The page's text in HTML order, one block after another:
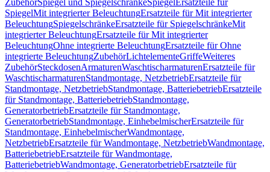
ZubehörSpiegel und SpiegelschränkeSpiegel Ersatzteile für
SpiegelMit integrierter BeleuchtungErsatzteile für Mit integrierter
BeleuchtungSpiegelschränkeErsatzteile für SpiegelschränkeMit
integrierter BeleuchtungErsatzteile für Mit integrierter
BeleuchtungOhne integrierte BeleuchtungErsatzteile für Ohne
integrierte BeleuchtungZubehörLichtelementeGriffeWeiteres
ZubehörSteckdosenArmaturenWaschtischarmaturenErsatzteile für
WaschtischarmaturenStandmontage, NetzbetriebErsatzteile für
Standmontage, NetzbetriebStandmontage, BatteriebetriebErsatzteile
für Standmontage, BatteriebetriebStandmontage,
GeneratorbetriebErsatzteile für Standmontage,
GeneratorbetriebStandmontage, EinhebelmischerErsatzteile für
Standmontage, EinhebelmischerWandmontage,
NetzbetriebErsatzteile für Wandmontage, NetzbetriebWandmontage,
BatteriebetriebErsatzteile für Wandmontage,
BatteriebetriebWandmontage, GeneratorbetriebErsatzteile für